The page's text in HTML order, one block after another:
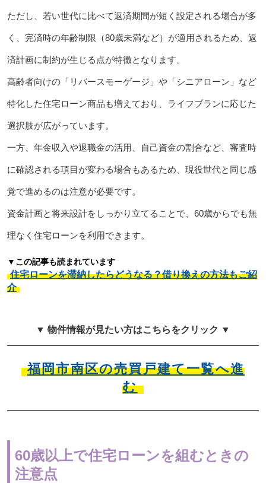
ただし、若い世代に比べて返済期間が短く設定される場合が多
く、完済時の年齢制限（80歳未満など）が適用されるため、返
済計画に制約が生じる点が特徴となります。
高齢者向けの「リバースモーゲージ」や「シニアローン」など
特化した住宅ローン商品も増えており、ライフプランに応じた
選択肢が広がっています。
一方、年金収入や退職金の活用、自己資金の割合など、審査時
に確認される項目が変わる場合もあるため、現役世代と同じ感
覚で進めるのは注意が必要です。
資金計画と将来設計をしっかり立てることで、60歳からでも無
理なく住宅ローンを利用できます。
▼この記事も読まれています
住宅ローンを滞納したらどうなる？借り換えの方法もご紹
介
▼ 物件情報が見たい方はこちらをクリック ▼
福岡市南区の売買戸建て一覧へ進
む
60歳以上で住宅ローンを組むときの
注意点